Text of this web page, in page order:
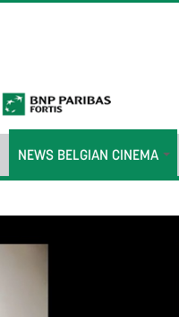
NEWS BELGIAN CINEMA